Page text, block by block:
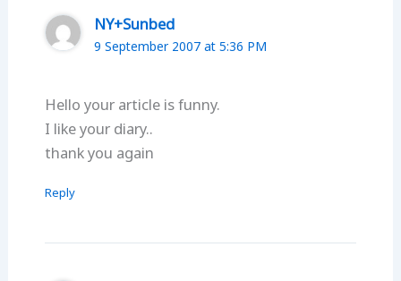
NY+Sunbed
9 September 2007 at 5:36 PM
Hello your article is funny.
I like your diary..
thank you again
Reply